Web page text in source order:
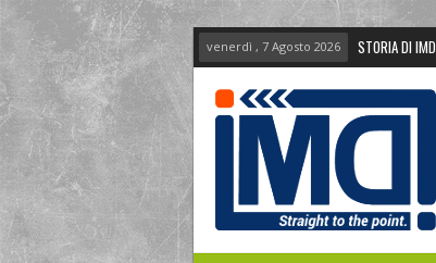
venerdì , 7 Agosto 2026 STORIA DI